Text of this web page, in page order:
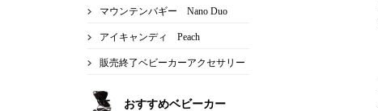
マウンテンバギー Nano Duo
アイキャンディ Peach
販売終了ベビーカーアクセサリー
おすすめベビーカー